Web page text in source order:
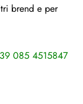
brend e per
085 4515847